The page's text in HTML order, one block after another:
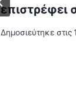
επιστρέφει
Δημοσιεύτηκε στις